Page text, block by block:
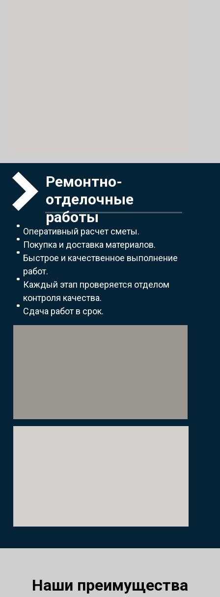
Оперативный расчет сметы.
Покупка и доставка материалов.
Быстрое и качественное выполнение
работ.
Каждый этап проверяется отделом
контроля качества.
Сдача работ в срок.
Ремонтно-
отделочные
работы
Наши преимущества